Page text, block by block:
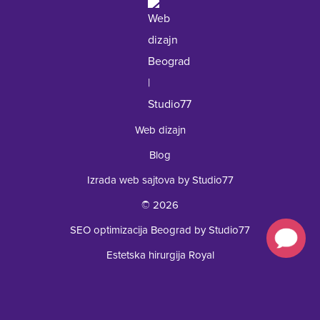
Web dizajn
Blog
Izrada web sajtova by Studio77
© 2026
SEO optimizacija Beograd by Studio77
Estetska hirurgija Royal